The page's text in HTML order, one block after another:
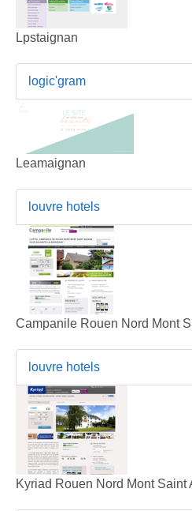
Lpstaignan
logic'gram
Leamaignan
louvre hotels
Campanile Rouen Nord Mont
louvre hotels
Kyriad Rouen Nord Mont Saint